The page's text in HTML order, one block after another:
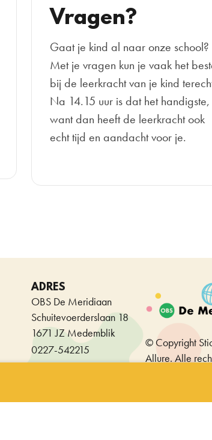
Vragen?
Gaat je kind al naar onze school?
Met je vragen kun je vaak het
bij de leerkracht van je kind
Na 14.15 uur is dat het handigste,
want dan heeft de leerkracht ook
echt tijd en aandacht voor je.
ADRES
OBS De Meridiaan
Schuitevoerderslaan 18
1671 JZ Medemblik
0227-542215
© Copyright
Allure. Alle